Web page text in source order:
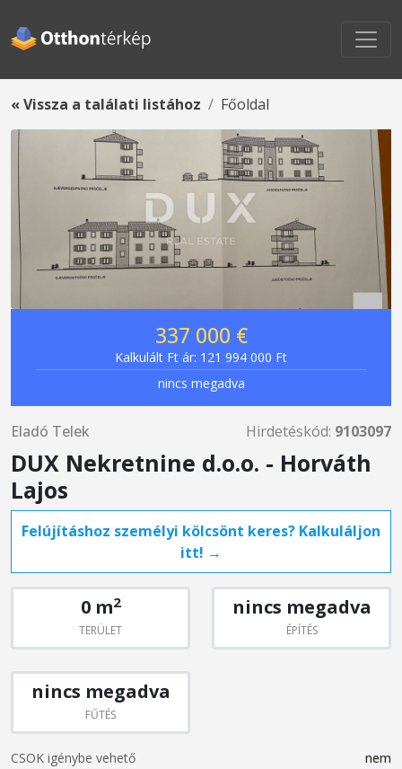
« Vissza a találati listához Főoldal
337 000 €
Kalkulált Ft ár: 121 994 000 Ft
nincs megadva
Eladó Telek Hirdetéskód: 9103097
DUX Nekretnine d.o.o. - Horváth
Lajos
Felújításhoz személyi kölcsönt keres? Kalkuláljon
itt! →
0 m2
TERÜLET
nincs megadva
ÉPÍTÉS
nincs megadva
FŰTÉS
CSOK igénybe vehető
nem